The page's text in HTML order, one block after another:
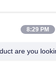
de
prix
8:29 PM
are you